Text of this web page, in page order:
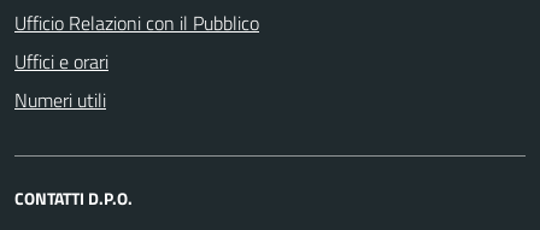
Ufficio Relazioni con il Pubblico
Uffici e orari
Numeri utili
CONTATTI D.P.O.